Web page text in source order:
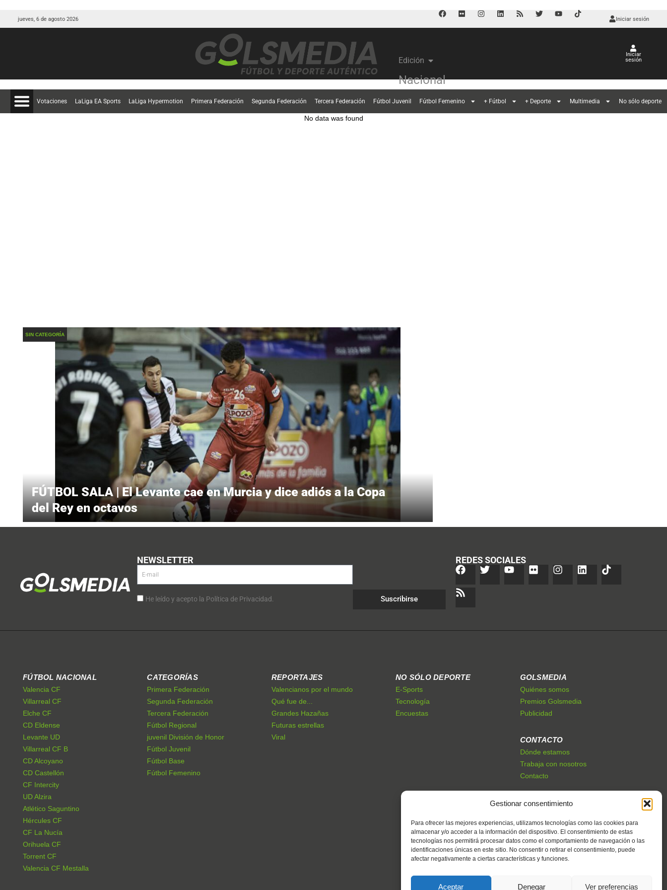
Gestionar consentimiento
Para ofrecer las mejores experiencias, utilizamos tecnologías como las cookies para
almacenar y/o acceder a la información del dispositivo. El consentimiento de estas
tecnologías nos permitirá procesar datos como el comportamiento de navegación o las
identificaciones únicas en este sitio. No consentir o retirar el consentimiento, puede
afectar negativamente a ciertas características y funciones.
Aceptar Denegar Ver preferencias
jueves, 6 de agosto 2026 Iniciar sesión
Edición
Nacional
Iniciar
sesión
Votaciones LaLiga EA Sports LaLiga Hypermotion Primera Federación Segunda Federación Tercera Federación Fútbol Juvenil Fútbol Femenino + Fútbol + Deporte Multimedia No sólo deporte
No data was found
SIN CATEGORÍA
FÚTBOL SALA | El Levante cae en Murcia y dice adiós a la Copa
del Rey en octavos
NEWSLETTER
He leído y acepto la Política de Privacidad. Suscribirse
REDES SOCIALES
FÚTBOL NACIONAL
Valencia CF
Villarreal CF
Elche CF
CD Eldense
Levante UD
Villarreal CF B
CD Alcoyano
CD Castellón
CF Intercity
UD Alzira
Atlético Saguntino
Hércules CF
CF La Nucía
Orihuela CF
Torrent CF
Valencia CF Mestalla
CATEGORÍAS
Primera Federación
Segunda Federación
Tercera Federación
Fútbol Regional
juvenil División de Honor
Fútbol Juvenil
Fútbol Base
Fútbol Femenino
REPORTAJES
Valencianos por el mundo
Qué fue de...
Grandes Hazañas
Futuras estrellas
Viral
NO SÓLO DEPORTE
E-Sports
Tecnología
Encuestas
GOLSMEDIA
Quiénes somos
Premios Golsmedia
Publicidad
CONTACTO
Dónde estamos
Trabaja con nosotros
Contacto